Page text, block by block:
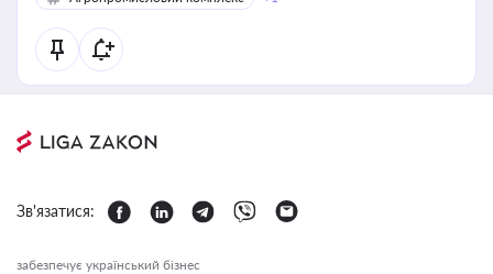
Зв'язатися:
забезпечує український бізнес